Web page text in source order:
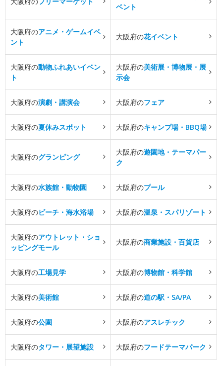
ベント
大阪府のアニメ・ゲームイベ
ント
大阪府の花イベント
大阪府の動物ふれあいイベン
ト
大阪府の美術展・博物展・展
示会
大阪府の演劇・講演会 大阪府のフェア
大阪府の夏休みスポット 大阪府のキャンプ場・BBQ場
大阪府のグランピング
大阪府の遊園地・テーマパー
ク
大阪府の水族館・動物園 大阪府のプール
大阪府のビーチ・海水浴場 大阪府の温泉・スパリゾート
大阪府のアウトレット・ショ
ッピングモール
大阪府の商業施設・百貨店
大阪府の工場見学 大阪府の博物館・科学館
大阪府の美術館 大阪府の道の駅・SA/PA
大阪府の公園 大阪府のアスレチック
大阪府のタワー・展望施設 大阪府のフードテーマパーク